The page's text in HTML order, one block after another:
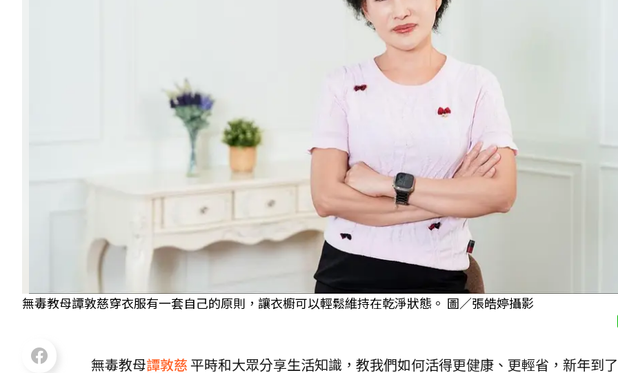
無毒教母譚敦慈穿衣服有一套自己的原則，讓衣櫥可以輕鬆維持在乾淨狀態。 圖／張皓婷攝影
無毒教母譚敦慈平時和大眾分享生活知識，教我們如何活得更健康、更輕省，新年到